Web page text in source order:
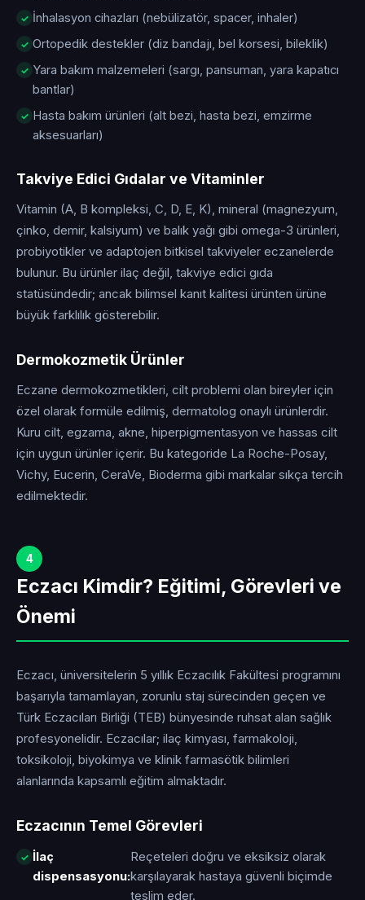
İnhalasyon cihazları (nebülizatör, spacer, inhaler)
Ortopedik destekler (diz bandajı, bel korsesi, bileklik)
Yara bakım malzemeleri (sargı, pansuman, yara kapatıcı
bantlar)
Hasta bakım ürünleri (alt bezi, hasta bezi, emzirme
aksesuarları)
Takviye Edici Gıdalar ve Vitaminler
Vitamin (A, B kompleksi, C, D, E, K), mineral (magnezyum,
çinko, demir, kalsiyum) ve balık yağı gibi omega-3 ürünleri,
probiyotikler ve adaptojen bitkisel takviyeler eczanelerde
bulunur. Bu ürünler ilaç değil, takviye edici gıda
statüsündedir; ancak bilimsel kanıt kalitesi ürünten ürüne
büyük farklılık gösterebilir.
Dermokozmetik Ürünler
Eczane dermokozmetikleri, cilt problemi olan bireyler için
özel olarak formüle edilmiş, dermatolog onaylı ürünlerdir.
Kuru cilt, egzama, akne, hiperpigmentasyon ve hassas cilt
için uygun ürünler içerir. Bu kategoride La Roche-Posay,
Vichy, Eucerin, CeraVe, Bioderma gibi markalar sıkça tercih
edilmektedir.
4
Eczacı Kimdir? Eğitimi, Görevleri ve
Önemi
Eczacı, üniversitelerin 5 yıllık Eczacılık Fakültesi programını
başarıyla tamamlayan, zorunlu staj sürecinden geçen ve
Türk Eczacıları Birliği (TEB) bünyesinde ruhsat alan sağlık
profesyonelidir. Eczacılar; ilaç kimyası, farmakoloji,
toksikoloji, biyokimya ve klinik farmasötik bilimleri
alanlarında kapsamlı eğitim almaktadır.
Eczacının Temel Görevleri
İlaç
dispensasyonu:
Reçeteleri doğru ve eksiksiz olarak
karşılayarak hastaya güvenli biçimde
teslim eder.